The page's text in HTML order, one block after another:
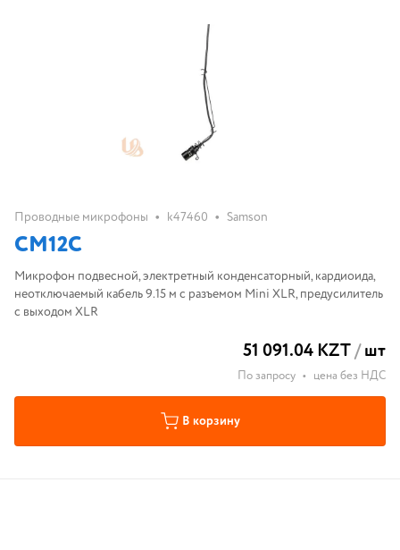
Проводные микрофоны • k47460 • Samson
CM12C
Микрофон подвесной, электретный конденсаторный, кардиоида,
неотключаемый кабель 9.15 м с разъемом Mini XLR, предусилитель
с выходом XLR
51 091.04 KZT/шт
По запросу • цена без НДС
В корзину